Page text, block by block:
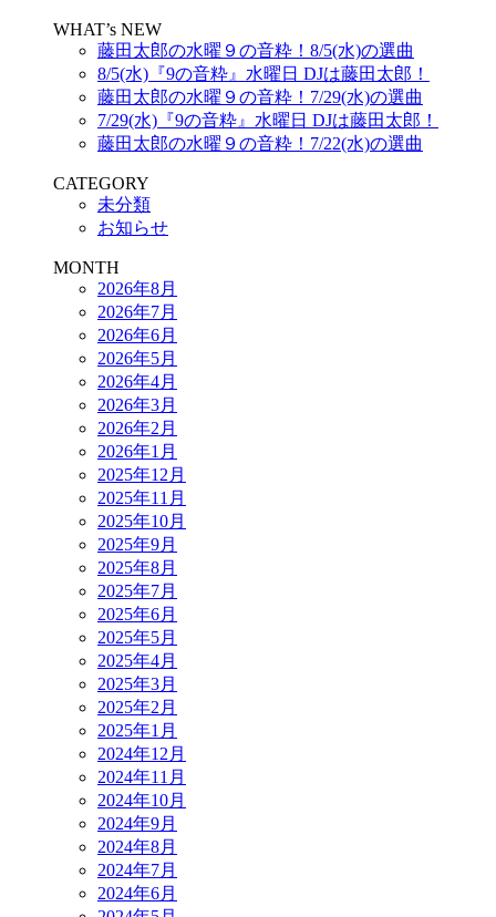
WHAT’s NEW
藤田太郎の水曜９の音粋！8/5(水)の選曲
8/5(水)『9の音粋』水曜日 DJは藤田太郎！
藤田太郎の水曜９の音粋！7/29(水)の選曲
7/29(水)『9の音粋』水曜日 DJは藤田太郎！
藤田太郎の水曜９の音粋！7/22(水)の選曲
CATEGORY
未分類
お知らせ
MONTH
2026年8月
2026年7月
2026年6月
2026年5月
2026年4月
2026年3月
2026年2月
2026年1月
2025年12月
2025年11月
2025年10月
2025年9月
2025年8月
2025年7月
2025年6月
2025年5月
2025年4月
2025年3月
2025年2月
2025年1月
2024年12月
2024年11月
2024年10月
2024年9月
2024年8月
2024年7月
2024年6月